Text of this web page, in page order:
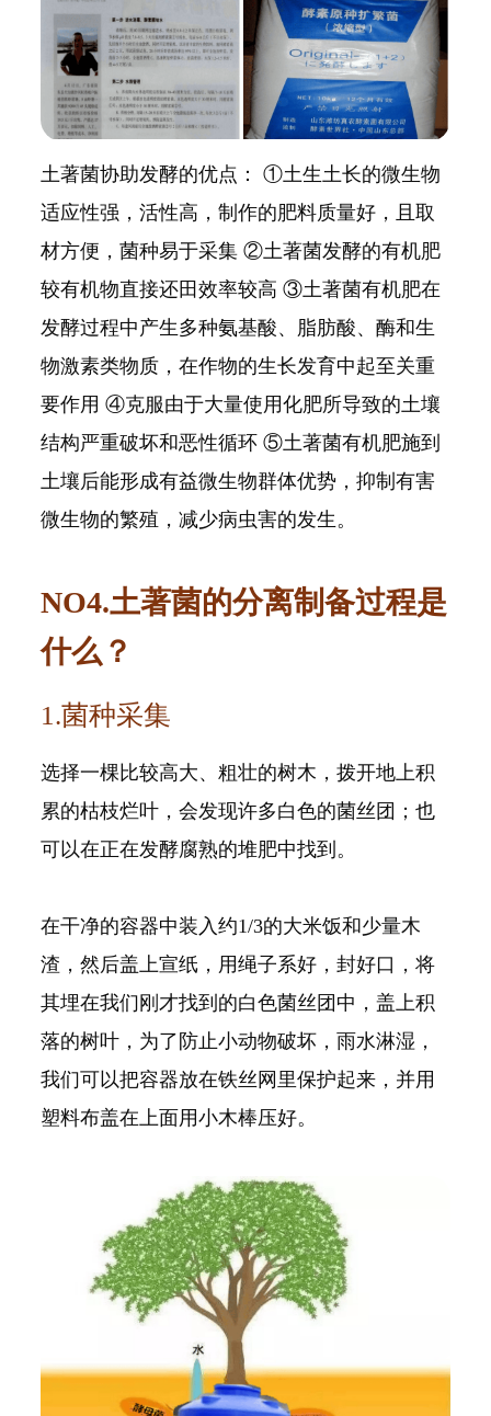
土著菌协助发酵的优点： ①土生土长的微生物
适应性强，活性高，制作的肥料质量好，且取
材方便，菌种易于采集 ②土著菌发酵的有机肥
较有机物直接还田效率较高 ③土著菌有机肥在
发酵过程中产生多种氨基酸、脂肪酸、酶和生
物激素类物质，在作物的生长发育中起至关重
要作用 ④克服由于大量使用化肥所导致的土壤
结构严重破坏和恶性循环 ⑤土著菌有机肥施到
土壤后能形成有益微生物群体优势，抑制有害
微生物的繁殖，减少病虫害的发生。
NO4.土著菌的分离制备过程是
什么？
1.菌种采集
选择一棵比较高大、粗壮的树木，拨开地上积
累的枯枝烂叶，会发现许多白色的菌丝团；也
可以在正在发酵腐熟的堆肥中找到。
在干净的容器中装入约1/3的大米饭和少量木
渣，然后盖上宣纸，用绳子系好，封好口，将
其埋在我们刚才找到的白色菌丝团中，盖上积
落的树叶，为了防止小动物破坏，雨水淋湿，
我们可以把容器放在铁丝网里保护起来，并用
塑料布盖在上面用小木棒压好。